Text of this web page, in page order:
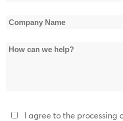
Company
How
PrivacyI agree to the processing